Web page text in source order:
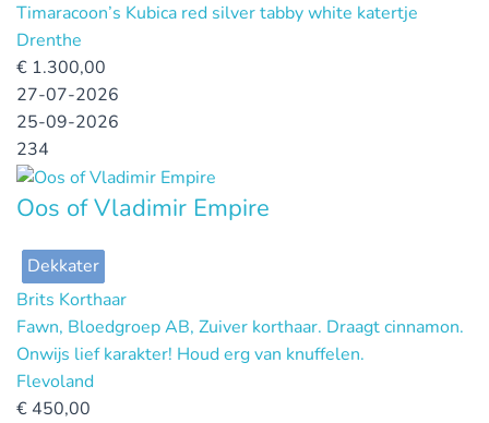
Timaracoon’s Kubica red silver tabby white katertje
Drenthe
€ 1.300,00
27-07-2026
25-09-2026
234
Oos of Vladimir Empire
Dekkater
Brits Korthaar
Fawn, Bloedgroep AB, Zuiver korthaar. Draagt cinnamon.
Onwijs lief karakter! Houd erg van knuffelen.
Flevoland
€ 450,00